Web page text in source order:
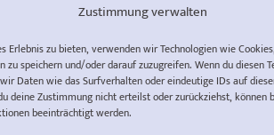
Zustimmung verwalten
Erlebnis zu bieten, verwenden wir Technologien wie
zu speichern und/oder darauf zuzugreifen. Wenn du diesen
Daten wie das Surfverhalten oder eindeutige IDs auf
deine Zustimmung nicht erteilst oder zurückziehst, können
beeinträchtigt werden.